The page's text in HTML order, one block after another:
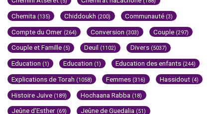
Chemita (135) Chiddoukh (200) Communauté (3)
Compte du Omer (264) Conversion (303) Couple (297)
Couple et Famille (5) Deuil (1102) Divers (5037)
Education (1) Education (1) Education des enfants (244)
Explications de Torah (1058) Femmes (316) Hassidout (4)
Histoire Juive (189) Hochaana Rabba (18)
Jeûne d'Esther (69) Jeûne de Guedalia (51)